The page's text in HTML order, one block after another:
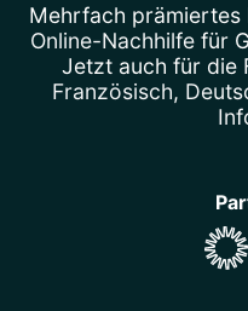
Mehrfach prämiertes
Online-Nachhilfefür
Jetzt auch für die
Französisch,